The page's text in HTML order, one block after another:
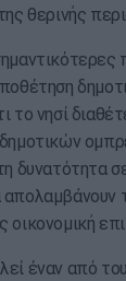
θερινής
το νησί
δυνατότητα
οικονομική
έναν από